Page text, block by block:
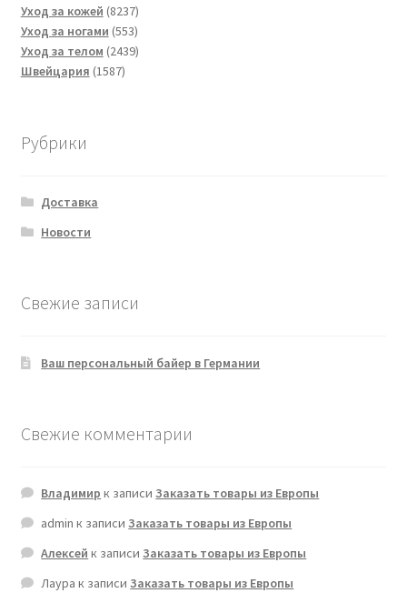
Уход за кожей 82378237
товаров
Уход за ногами 553553
товара
Уход за телом 24392439
Швейцария 15871587
Рубрики
Доставка
Новости
Свежие записи
Ваш персональный байер в Германии
Свежие комментарии
Владимир к записиЗаказать товары из Европы
admin к записиЗаказать товары из Европы
Алексей к записиЗаказать товары из Европы
Лаура к записиЗаказать товары из Европы